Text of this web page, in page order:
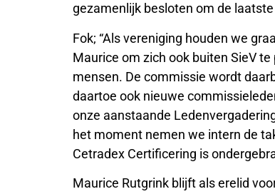
gezamenlijk besloten om de
Fok; “Als vereniging houden we
Maurice om zich ook buiten SieV
mensen. De commissie wordt
daartoe ook nieuwe
onze aanstaande
het moment nemen we intern de
Cetradex Certificering is
Maurice Rutgrink blijft als erelid